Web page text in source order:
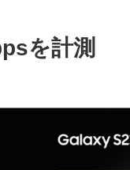
を計測